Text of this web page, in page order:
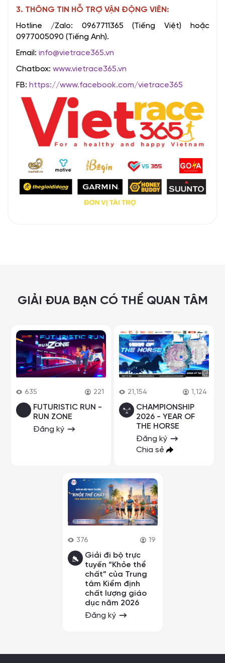
3. THÔNG TIN HỖ TRỢ VẬN ĐỘNG VIÊN:
Hotline /Zalo: 0967711365 (Tiếng Việt) hoặc
0977005090 (Tiếng Anh).
Email: info@vietrace365.vn
Chatbox: www.vietrace365.vn
FB: https://www.facebook.com/vietrace365
GIẢI ĐUA BẠN CÓ THỂ QUAN TÂM
635 221
FUTURISTIC RUN -
RUN ZONE
Đăng ký
21,154 1,124
CHAMPIONSHIP
2026 - YEAR OF
THE HORSE
Đăng ký
Chia sẻ
376 19
Giải đi bộ trực
tuyến “Khỏe thể
chất” của Trung
tâm Kiểm định
chất lượng giáo
dục năm 2026
Đăng ký